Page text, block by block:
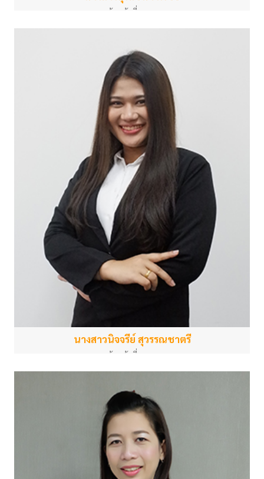
เจ้าหน้าที่บุคคล
suranchana.o@psu.ac.th
นางสาวนิจจรีย์ สุวรรณชาตรี
เจ้าหน้าที่บุคคล
nitjaree.s@psu.ac.th